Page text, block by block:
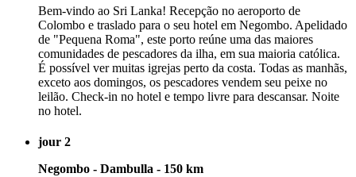
Bem-vindo ao Sri Lanka! Recepção no aeroporto de
Colombo e traslado para o seu hotel em Negombo. Apelidado
de "Pequena Roma", este porto reúne uma das maiores
comunidades de pescadores da ilha, em sua maioria católica.
É possível ver muitas igrejas perto da costa. Todas as manhãs,
exceto aos domingos, os pescadores vendem seu peixe no
leilão. Check-in no hotel e tempo livre para descansar. Noite
no hotel.
jour 2
Negombo - Dambulla - 150 km